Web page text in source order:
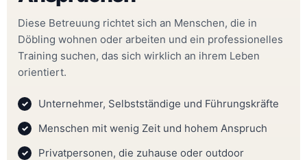
Diese Betreuung richtet sich an Menschen, die in
Döbling wohnen oder arbeiten und ein professionelles
Training suchen, das sich wirklich an ihrem Leben
orientiert.
Unternehmer, Selbstständige und Führungskräfte
Menschen mit wenig Zeit und hohem Anspruch
Privatpersonen, die zuhause oder outdoor